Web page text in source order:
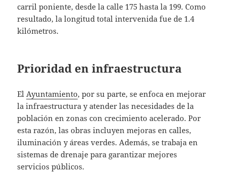
carril poniente, desde la calle 175 hasta la 199. Como
resultado, la longitud total intervenida fue de 1.4
kilómetros.
Prioridad en infraestructura
El Ayuntamiento, por su parte, se enfoca en mejorar
la infraestructura y atender las necesidades de la
población en zonas con crecimiento acelerado. Por
esta razón, las obras incluyen mejoras en calles,
iluminación y áreas verdes. Además, se trabaja en
sistemas de drenaje para garantizar mejores
servicios públicos.